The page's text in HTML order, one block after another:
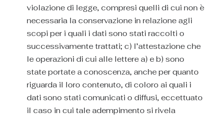
violazione di legge, compresi quelli di cui non è
necessaria la conservazione in relazione agli
scopi per i quali i dati sono stati raccolti o
successivamente trattati; c) l’attestazione che
le operazioni di cui alle lettere a) e b) sono
state portate a conoscenza, anche per quanto
riguarda il loro contenuto, di coloro ai quali i
dati sono stati comunicati o diffusi, eccettuato
il caso in cui tale adempimento si rivela